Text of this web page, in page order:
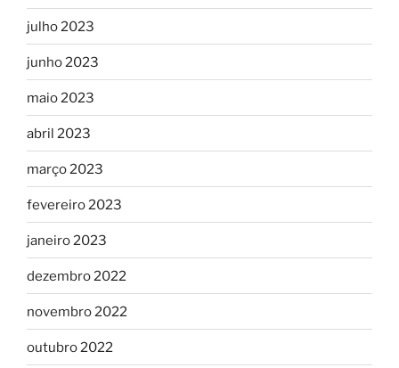
julho 2023
junho 2023
maio 2023
abril 2023
março 2023
fevereiro 2023
janeiro 2023
dezembro 2022
novembro 2022
outubro 2022